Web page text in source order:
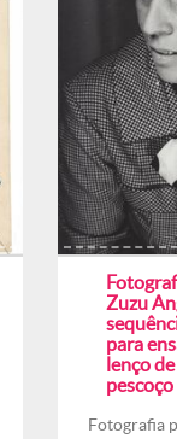
Zuzu
para
lenço
pescoço
Fotografia